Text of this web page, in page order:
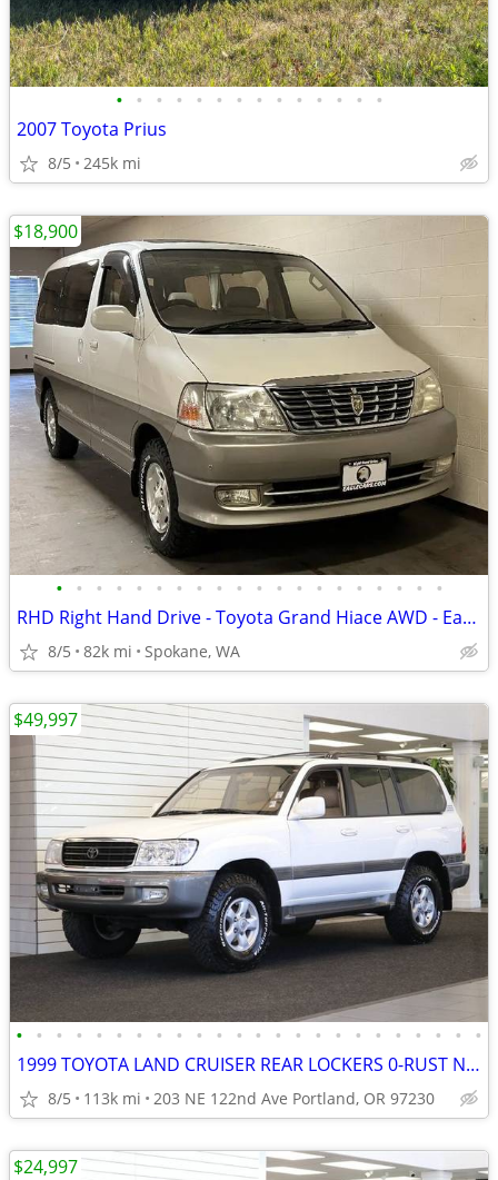
• • • • • • • • • • • • • •
2007 Toyota Prius
8/5 245k mi
• • • • • • • • • • • • • • • • • • • •
RHD Right Hand Drive - Toyota Grand Hiace AWD - EagleCars.com
8/5 82k mi Spokane, WA
$18,900
• • • • • • • • • • • • • • • • • • • • • • • •
1999 TOYOTA LAND CRUISER REAR LOCKERS 0-RUST NEW TB OME LIFT 2000 2001
8/5 113k mi 203 NE 122nd Ave Portland, OR 97230
$49,997
$24,997